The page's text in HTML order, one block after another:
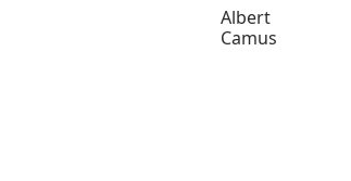
Albert
Camus